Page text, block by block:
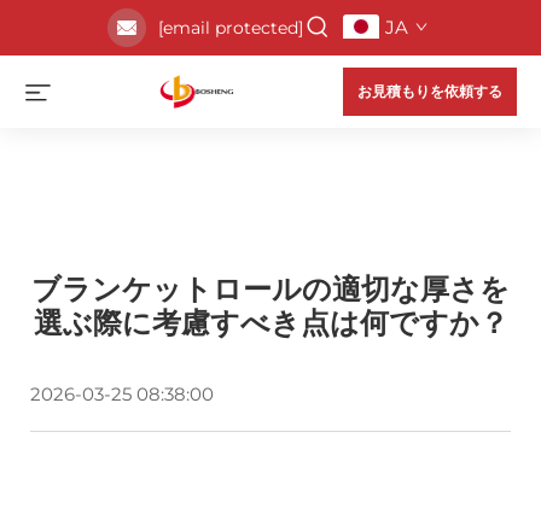
[email protected] JA
お見積もりを依頼する
ブランケットロールの適切な厚さを
選ぶ際に考慮すべき点は何ですか？
2026-03-25 08:38:00